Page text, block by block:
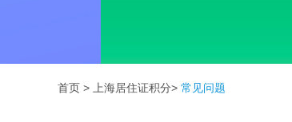
首页 > 上海居住证积分> 常见问题